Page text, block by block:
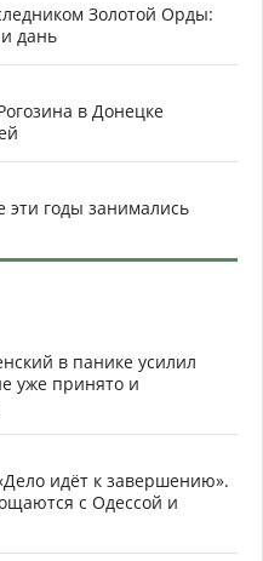
Золотой Орды:
дань
в Донецке
годы занимались
в панике усилил
уже принято и
идёт к завершению».
с Одессой и